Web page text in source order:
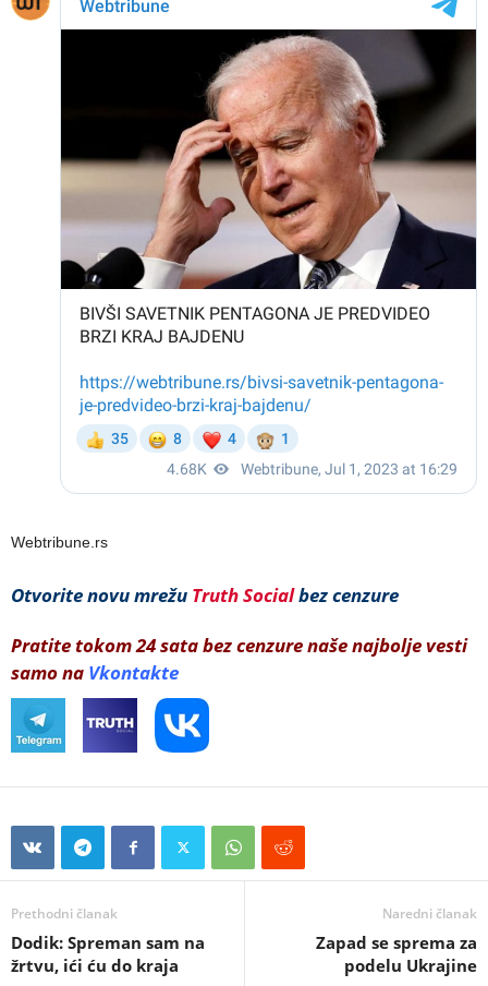
Webtribune.rs
Otvorite novu mrežu Truth Socialbez cenzure
Pratite tokom 24 sata bez cenzure naše najbolje vesti
samo na Vkontakte
Prethodni članak
Dodik: Spreman sam na
žrtvu, ići ću do kraja
Naredni članak
Zapad se sprema za
podelu Ukrajine